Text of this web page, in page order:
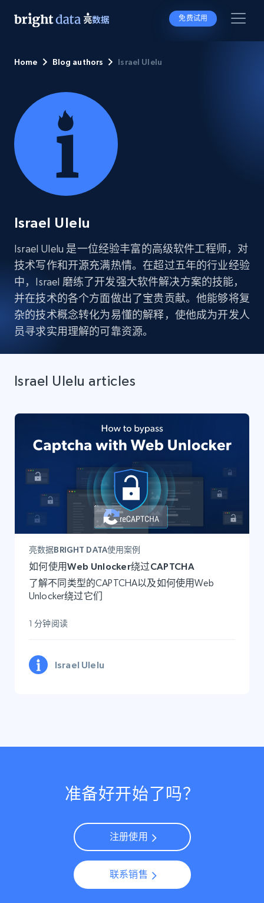
免费试用
Home Blog authors Israel Ulelu
Israel Ulelu
Israel Ulelu 是一位经验丰富的高级软件工程师，对
技术写作和开源充满热情。在超过五年的行业经验
中，Israel 磨练了开发强大软件解决方案的技能，
并在技术的各个方面做出了宝贵贡献。他能够将复
杂的技术概念转化为易懂的解释，使他成为开发人
员寻求实用理解的可靠资源。
Israel Ulelu articles
亮数据BRIGHT DATA使用案例
如何使用Web Unlocker绕过CAPTCHA
了解不同类型的CAPTCHA以及如何使用Web
Unlocker绕过它们
1 分钟阅读
Israel Ulelu
准备好开始了吗？
注册使用
联系销售